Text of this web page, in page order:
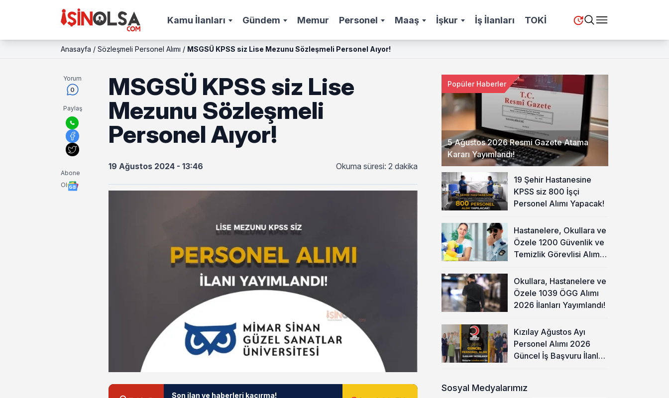
Kamu İlanları Gündem Memur Personel Maaş İşkur İş İlanları TOKİ
Anasayfa / Sözleşmeli Personel Alımı / MSGSÜ KPSS siz Lise Mezunu Sözleşmeli Personel Aıyor!
Yorum
0
Paylaş
Abone
Ol
MSGSÜ KPSS siz Lise
Mezunu Sözleşmeli
Personel Aıyor!
19 Ağustos 2024 - 13:46 Okuma süresi: 2 dakika
Son ilan ve haberleri kaçırma!
5 Ağustos 2026 Resmi Gazete Atama
Kararı Yayımlandı!
Popüler Haberler
19 Şehir Hastanesine
KPSS siz 800 İşçi
Personel Alımı Yapacak!
Hastanelere, Okullara ve
Özele 1200 Güvenlik ve
Temizlik Görevlisi Alımı
Okullara, Hastanelere ve
Özele 1039 ÖGG Alımı
2026 İlanları Yayımlandı!
Kızılay Ağustos Ayı
Personel Alımı 2026
Güncel İş Başvuru İlanları
Sosyal Medyalarımız